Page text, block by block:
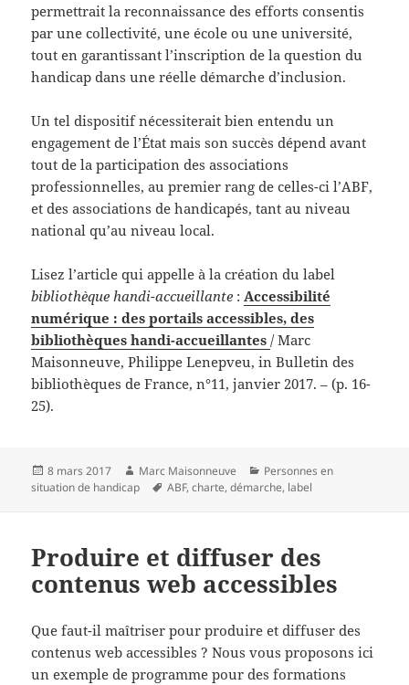
permettrait la reconnaissance des efforts consentis
par une collectivité, une école ou une université,
tout en garantissant l’inscription de la question du
handicap dans une réelle démarche d’inclusion.
Un tel dispositif nécessiterait bien entendu un
engagement de l’État mais son succès dépend avant
tout de la participation des associations
professionnelles, au premier rang de celles-ci l’ABF,
et des associations de handicapés, tant au niveau
national qu’au niveau local.
Lisez l’article qui appelle à la création du label
bibliothèque handi-accueillante : Accessibilité
numérique : des portails accessibles, des
bibliothèques handi-accueillantes/ Marc
Maisonneuve, Philippe Lenepveu, in Bulletin des
bibliothèques de France, n°11, janvier 2017. – (p. 16-
25).
Publié
le
8 mars 2017 Auteur
Marc Maisonneuve Catégories
Personnes en
situation de handicap
Mots-
ABF,charte,démarche, label
Produire et diffuser des
contenus web accessibles
Que faut-il maîtriser pour produire et diffuser des
contenus web accessibles ? Nous vous proposons ici
un exemple de programme pour des formations